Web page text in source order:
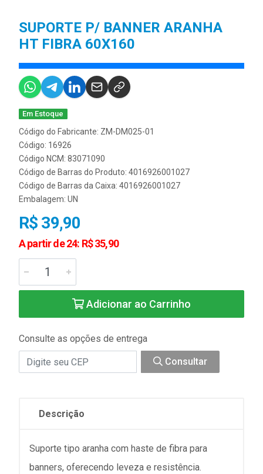
SUPORTE P/ BANNER ARANHA
HT FIBRA 60X160
Em Estoque
Código do Fabricante: ZM-DM025-01
Código: 16926
Código NCM: 83071090
Código de Barras do Produto: 4016926001027
Código de Barras da Caixa: 4016926001027
Embalagem: UN
R$ 39,90
A partir de 24: R$ 35,90
Adicionar ao Carrinho
Consulte as opções de entrega
Consultar
Descrição
Suporte tipo aranha com haste de fibra para
banners, oferecendo leveza e resistência.